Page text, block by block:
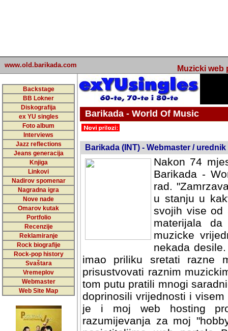
www.old.barikada.com Muzicki web
Backstage
BB Lokner
Diskografija
ex YU singles
Foto album
Interviews
Jazz reflections
Jeans generacija
Knjiga
Linkovi
Nadirov spomenar
Nagradna igra
Nove nade
Omarov kutak
Portfolio
Recenzije
Reklamiranje
Rock biografije
Rock-pop history
Svaštara
Vremeplov
Webmaster
Web Site Map
Barikada - World Of Music
Barikada (INT) - Webmaster / urednik
Nakon 74
Barikada -
rad.
u stanju u
svojih vise od
materijala
muzicke
nekada
imao priliku sretati razne
prisustvovati raznim
tom putu pratili mnogi
doprinosili vrijednosti i
je i moj web hosting
razumijevanja za moj